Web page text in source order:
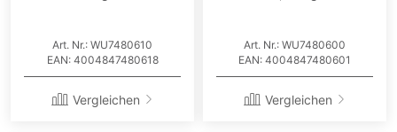
Art. Nr.: WU7480610
EAN: 4004847480618
Vergleichen
Art. Nr.: WU7480600
EAN: 4004847480601
Vergleichen